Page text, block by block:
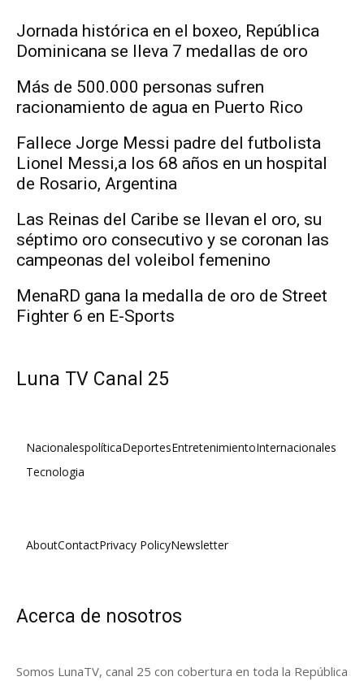
Jornada histórica en el boxeo, República
Dominicana se lleva 7 medallas de oro
Más de 500.000 personas sufren
racionamiento de agua en Puerto Rico
Fallece Jorge Messi padre del futbolista
Lionel Messi,a los 68 años en un hospital
de Rosario, Argentina
Las Reinas del Caribe se llevan el oro, su
séptimo oro consecutivo y se coronan las
campeonas del voleibol femenino
MenaRD gana la medalla de oro de Street
Fighter 6 en E-Sports
Luna TV Canal 25
NacionalespolíticaDeportesEntretenimientoInternacionales
Tecnologia
AboutContactPrivacy PolicyNewsletter
Acerca de nosotros
Somos LunaTV, canal 25 con cobertura en toda la República